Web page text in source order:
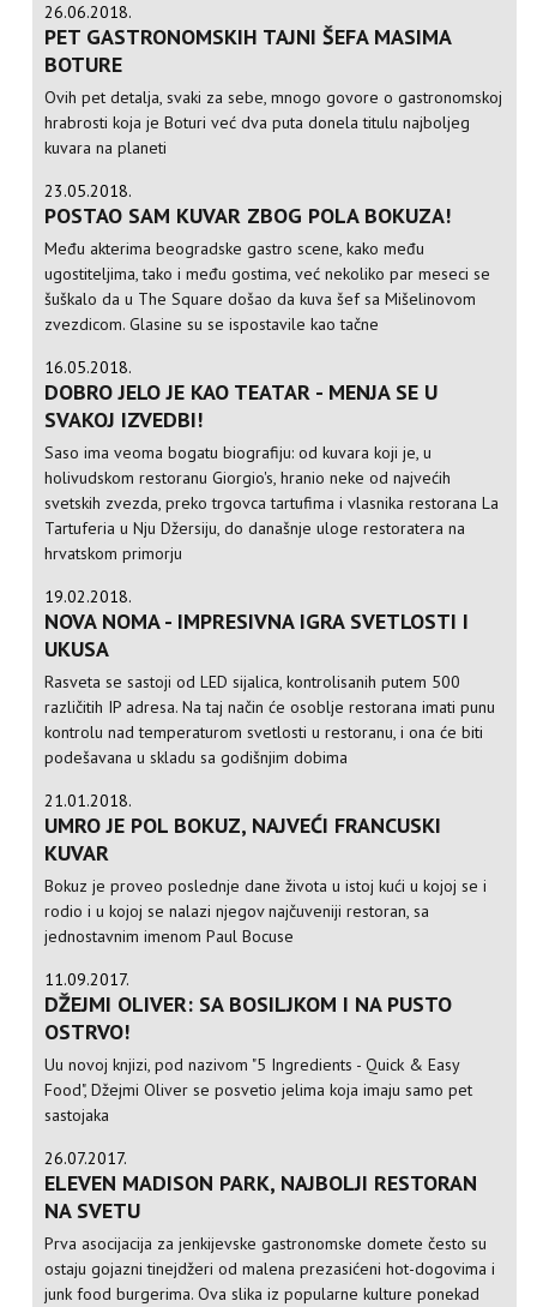
26.06.2018.
PET GASTRONOMSKIH TAJNI ŠEFA MASIMA
BOTURE
Ovih pet detalja, svaki za sebe, mnogo govore o gastronomskoj
hrabrosti koja je Boturi već dva puta donela titulu najboljeg
kuvara na planeti
23.05.2018.
POSTAO SAM KUVAR ZBOG POLA BOKUZA!
Među akterima beogradske gastro scene, kako među
ugostiteljima, tako i među gostima, već nekoliko par meseci se
šuškalo da u The Square došao da kuva šef sa Mišelinovom
zvezdicom. Glasine su se ispostavile kao tačne
16.05.2018.
DOBRO JELO JE KAO TEATAR - MENJA SE U
SVAKOJ IZVEDBI!
Saso ima veoma bogatu biografiju: od kuvara koji je, u
holivudskom restoranu Giorgio's, hranio neke od najvećih
svetskih zvezda, preko trgovca tartufima i vlasnika restorana La
Tartuferia u Nju Džersiju, do današnje uloge restoratera na
hrvatskom primorju
19.02.2018.
NOVA NOMA - IMPRESIVNA IGRA SVETLOSTI I
UKUSA
Rasveta se sastoji od LED sijalica, kontrolisanih putem 500
različitih IP adresa. Na taj način će osoblje restorana imati punu
kontrolu nad temperaturom svetlosti u restoranu, i ona će biti
podešavana u skladu sa godišnjim dobima
21.01.2018.
UMRO JE POL BOKUZ, NAJVEĆI FRANCUSKI
KUVAR
Bokuz je proveo poslednje dane života u istoj kući u kojoj se i
rodio i u kojoj se nalazi njegov najčuveniji restoran, sa
jednostavnim imenom Paul Bocuse
11.09.2017.
DŽEJMI OLIVER: SA BOSILJKOM I NA PUSTO
OSTRVO!
Uu novoj knjizi, pod nazivom "5 Ingredients - Quick & Easy
Food", Džejmi Oliver se posvetio jelima koja imaju samo pet
sastojaka
26.07.2017.
ELEVEN MADISON PARK, NAJBOLJI RESTORAN
NA SVETU
Prva asocijacija za jenkijevske gastronomske domete često su
ostaju gojazni tinejdžeri od malena prezasićeni hot-dogovima i
junk food burgerima. Ova slika iz popularne kulture ponekad